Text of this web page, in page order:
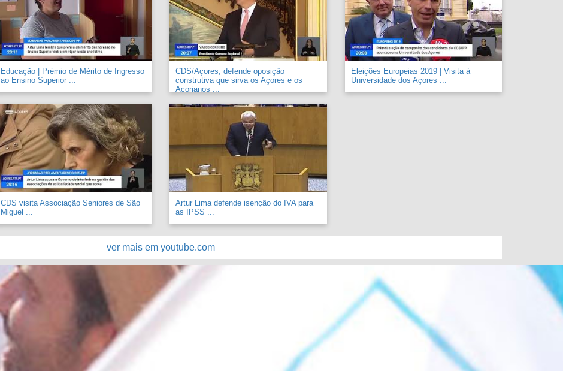
Educação | Prémio de Mérito de Ingresso
ao Ensino Superior ...
CDS/Açores, defende oposição
construtiva que sirva os Açores e os
Açorianos ...
Eleições Europeias 2019 | Visita à
Universidade dos Açores ...
CDS visita Associação Seniores de São
Miguel ...
Artur Lima defende isenção do IVA para
as IPSS ...
ver mais em youtube.com